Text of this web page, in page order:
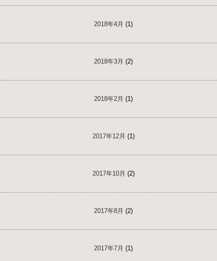
2018年4月 (1)
2018年3月 (2)
2018年2月 (1)
2017年12月 (1)
2017年10月 (2)
2017年8月 (2)
2017年7月 (1)